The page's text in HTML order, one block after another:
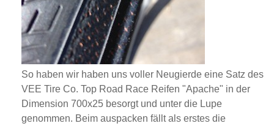
So haben wir haben uns voller Neugierde eine Satz des
VEE Tire Co. Top Road Race Reifen "Apache" in der
Dimension 700x25 besorgt und unter die Lupe
genommen. Beim auspacken fällt als erstes die